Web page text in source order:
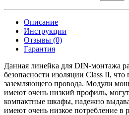
Описание
Инструкции
Отзывы (0)
Гарантия
Данная линейка для DIN-монтажа
безопасности изоляции Class II, что
заземляющего провода. Модули
имеют очень низкий профиль, могут
компактные шкафы, надежно
имеют очень низкое потребление в